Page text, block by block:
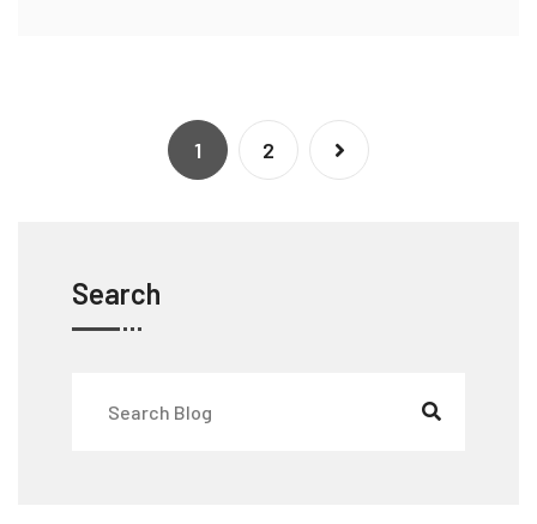
1 2
Search